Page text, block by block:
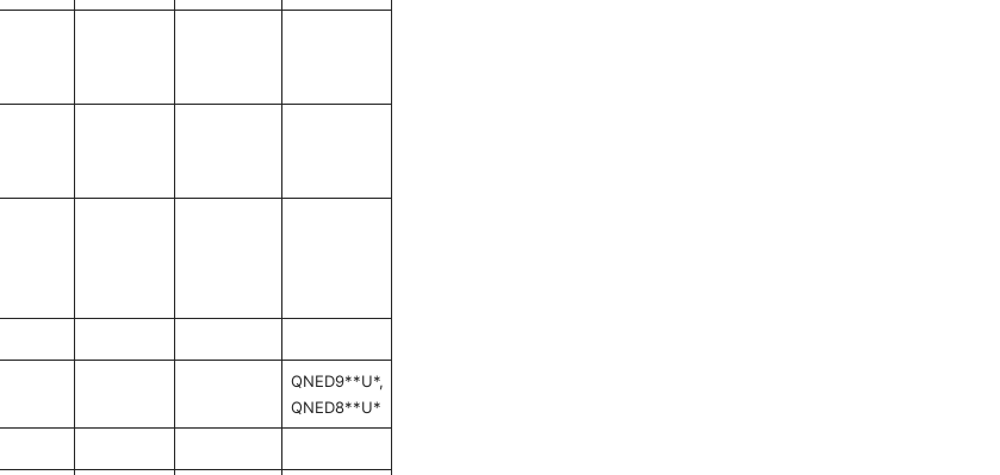
QNED9**U*,
QNED8**U*